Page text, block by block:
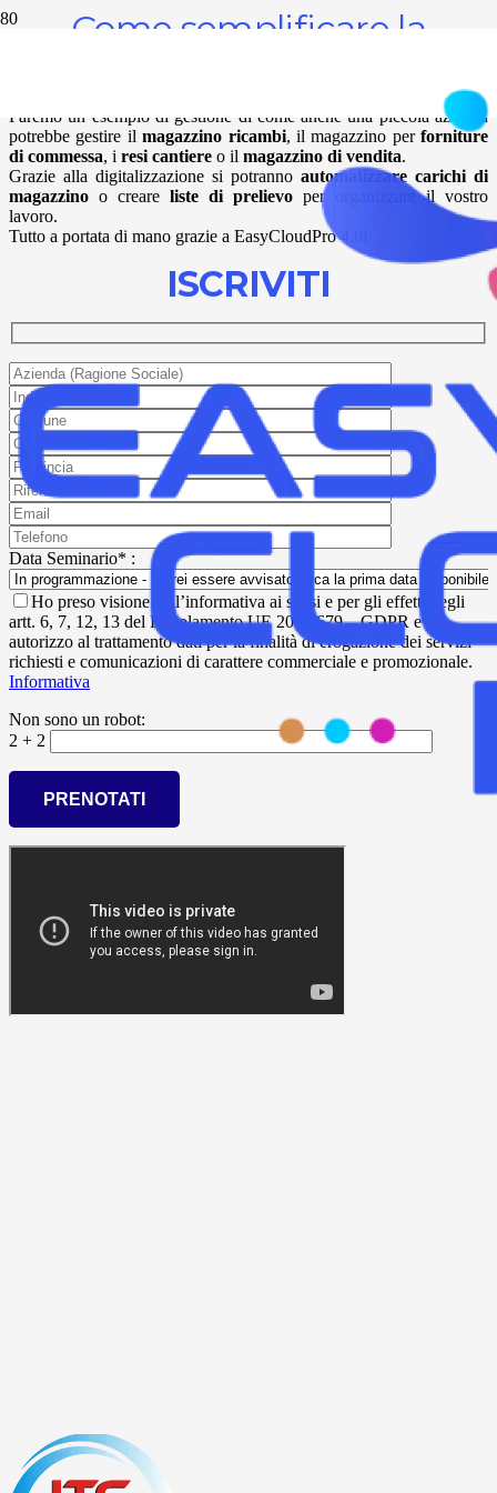
Come semplificare la
Faremo un esempio di gestione di come anche una piccola azienda
potrebbe gestire ilmagazzino ricambi, il magazzino per forniture
di commessa, i resi cantiere o il magazzino di vendita.
Grazie alla digitalizzazione si potranno automatizzare carichi di
magazzino o creare liste di prelievo per organizzare il vostro
lavoro.
Tutto a portata di mano grazie a EasyCloudPro 4.0!
ISCRIVITI
Data Seminario* :
Ho preso visione dell’informativa ai sensi e per gli effetti degli
artt. 6, 7, 12, 13 del Regolamento UE 2016/679 – GDPR e
autorizzo al trattamento dati per la finalità di erogazione dei servizi
richiesti e comunicazioni di carattere commerciale e promozionale.
Informativa
Non sono un robot:
2 + 2